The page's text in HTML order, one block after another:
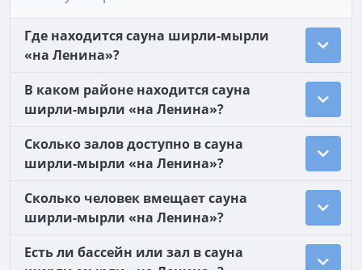
Где находится сауна ширли-мырли
«на Ленина»?
В каком районе находится сауна
ширли-мырли «на Ленина»?
Сколько залов доступно в сауна
ширли-мырли «на Ленина»?
Сколько человек вмещает сауна
ширли-мырли «на Ленина»?
Есть ли бассейн или зал в сауна